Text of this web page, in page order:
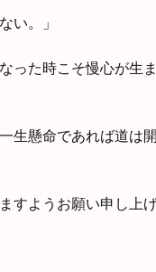
い。」
った時こそ慢心が生
生懸命であれば道は
すようお願い申し上げ